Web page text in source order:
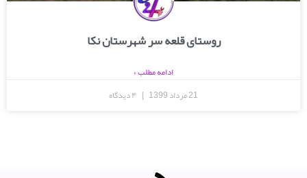
روستای قلعه سر شهرستان نکا
ادامه مطلب »
21 مرداد 1399